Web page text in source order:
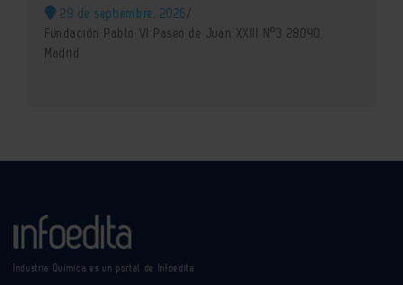
29 de septiembre, 2026/
Fundación Pablo VI Paseo de Juan XXIII Nº3 28040
Madrid
Industria Química es un portal de Infoedita